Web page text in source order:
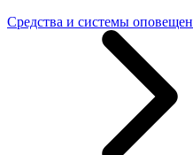
Средства и системы